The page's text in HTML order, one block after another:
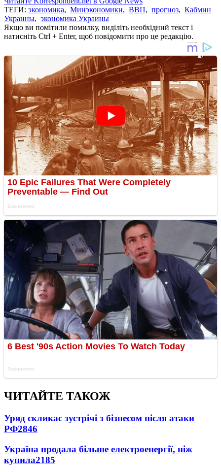
ТЕГИ: экономика, Минэкономики, ВВП, прогноз, Кабмин
Украины, экономика Украины
Якщо ви помітили помилку, виділіть необхідний текст і
натисніть Ctrl + Enter, щоб повідомити про це редакцію.
ЧИТАЙТЕ ТАКОЖ
Уряд скликає зустрічі з бізнесом після атаки
РФ2846
Україна продала більше електроенергії, ніж
купила2185